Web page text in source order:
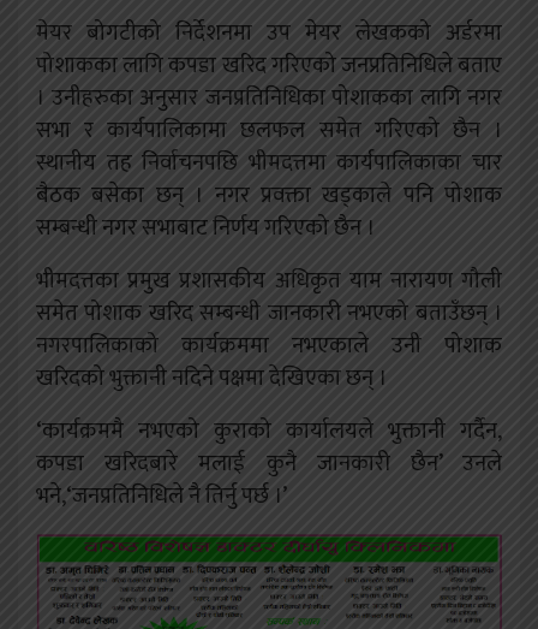
मेयर बोगटीको निर्देशनमा उप मेयर लेखकको अर्डरमा
पोशाकका लागि कपडा खरिद गरिएको जनप्रतिनिधिले बताए
। उनीहरुका अनुसार जनप्रतिनिधिका पोशाकका लागि नगर
सभा र कार्यपालिकामा छलफल समेत गरिएको छैन ।
स्थानीय तह निर्वाचनपछि भीमदत्तमा कार्यपालिकाका चार
बैठक बसेका छन् । नगर प्रवक्ता खड्काले पनि पोशाक
सम्बन्धी नगर सभाबाट निर्णय गरिएको छैन ।
भीमदत्तका प्रमुख प्रशासकीय अधिकृत याम नारायण गौली
समेत पोशाक खरिद सम्बन्धी जानकारी नभएको बताउँछन् ।
नगरपालिकाको कार्यक्रममा नभएकाले उनी पोशाक
खरिदको भुक्तानी नदिने पक्षमा देखिएका छन् ।
‘कार्यक्रममै नभएको कुराको कार्यालयले भुक्तानी गर्दैन,
कपडा खरिदबारे मलाई कुनै जानकारी छैन’ उनले
भने,‘जनप्रतिनिधिले नै तिर्नु पर्छ ।’